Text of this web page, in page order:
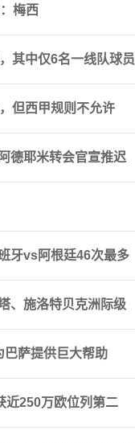
梅西
其中仅6名一线队球员
但西甲规则不允许
德耶米转会官宣推迟
牙vs阿根廷46次最多
、施洛特贝克洲际级
巴萨提供巨大帮助
近250万欧位列第二